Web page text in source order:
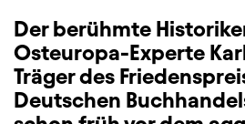
Der berühmte
Osteuropa-Experte
Träger des
Deutschen